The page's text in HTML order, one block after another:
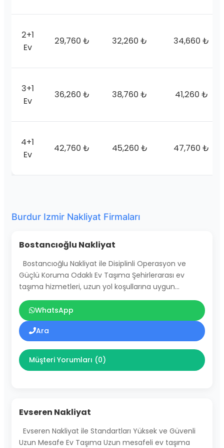
2+1
Ev
29,760 ₺ 32,260 ₺ 34,660 ₺
3+1
Ev
36,260 ₺ 38,760 ₺ 41,260 ₺
4+1
Ev
42,760 ₺ 45,260 ₺ 47,760 ₺
Burdur Izmir Nakliyat Firmaları
Bostancıoğlu Nakliyat
Bostancıoğlu Nakliyat ile Disiplinli Operasyon ve
Güçlü Koruma Odaklı Ev Taşıma Şehirlerarası ev
taşıma hizmetleri, uzun yol koşullarına uygun…
WhatsApp
Ara
Müşteri Yorumları (0)
Evseren Nakliyat
Evseren Nakliyat ile Standartları Yüksek ve Güvenli
Uzun Mesafe Ev Taşıma Uzun mesafeli ev taşıma